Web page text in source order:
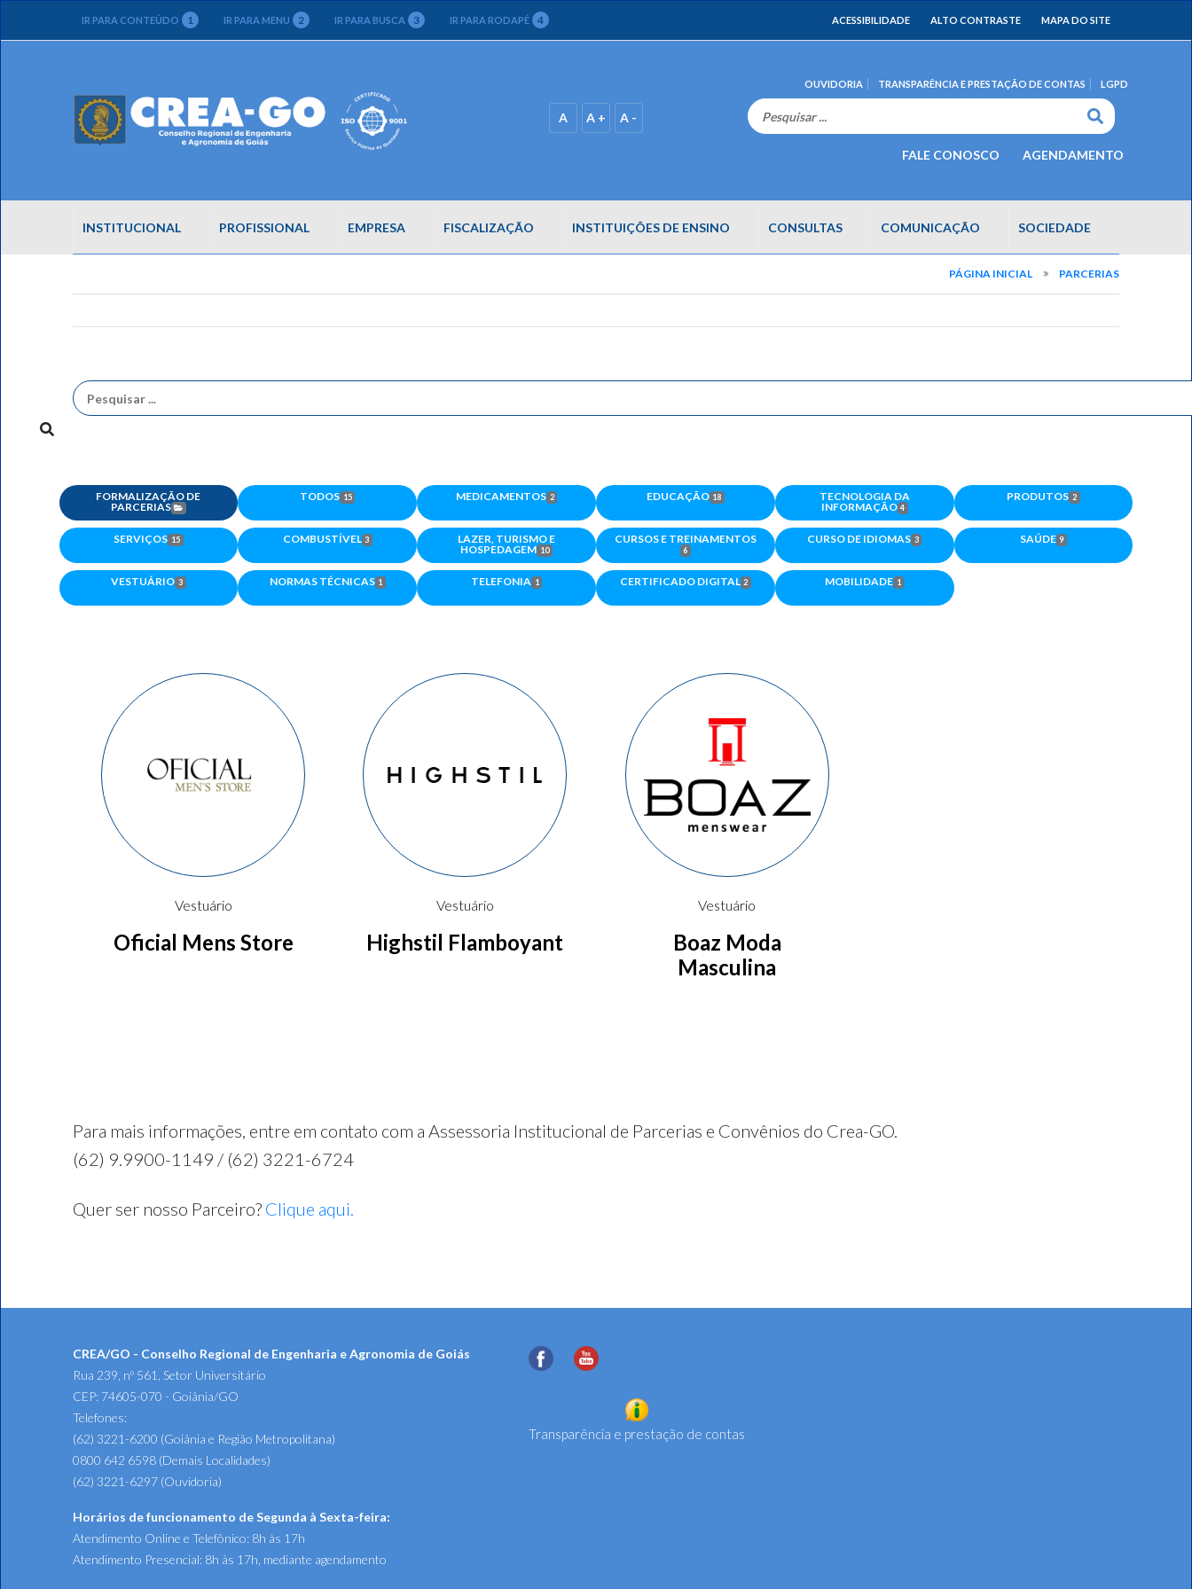
IR PARA CONTEÚDO 1 IR PARA MENU 2 IR PARA BUSCA 3 IR PARA RODAPÉ 4 ACESSIBILIDADE ALTO CONTRASTE MAPA DO SITE
A A + A -
OUVIDORIA TRANSPARÊNCIA E PRESTAÇÃO DE CONTAS LGPD
FALE CONOSCO AGENDAMENTO
INSTITUCIONAL PROFISSIONAL EMPRESA FISCALIZAÇÃO INSTITUIÇÕES DE ENSINO CONSULTAS COMUNICAÇÃO SOCIEDADE
PÁGINA INICIAL PARCERIAS
FORMALIZAÇÃO DE
PARCERIAS
TODOS 15 MEDICAMENTOS 2 EDUCAÇÃO 18
TECNOLOGIA DA
INFORMAÇÃO 4
PRODUTOS 2
SERVIÇOS 15 COMBUSTÍVEL 3
LAZER, TURISMO E
HOSPEDAGEM 10
CURSOS E TREINAMENTOS
6
CURSO DE IDIOMAS 3 SAÚDE 9
VESTUÁRIO 3 NORMAS TÉCNICAS 1 TELEFONIA 1 CERTIFICADO DIGITAL 2 MOBILIDADE 1
Vestuário
Oficial Mens Store
Vestuário
Highstil Flamboyant
Vestuário
Boaz Moda
Masculina
Para mais informações, entre em contato com a Assessoria Institucional de Parcerias e Convênios do Crea-GO.
(62) 9.9900-1149 / (62) 3221-6724
Quer ser nosso Parceiro? Clique aqui.
CREA/GO - Conselho Regional de Engenharia e Agronomia de Goiás
Rua 239, nº 561, Setor Universitário
CEP: 74605-070 - Goiânia/GO
Telefones:
(62) 3221-6200 (Goiânia e Região Metropolitana)
0800 642 6598 (Demais Localidades)
(62) 3221-6297 (Ouvidoria)
Horários de funcionamento de Segunda à Sexta-feira:
Atendimento Online e Telefônico: 8h às 17h
Atendimento Presencial: 8h às 17h, mediante agendamento
Transparência e prestação de contas